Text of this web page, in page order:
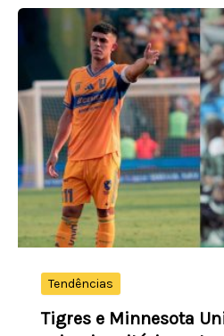
2993
da
Dupla
Sena
números
sorteados
hoje
Tendências
Tigres e Minnesota